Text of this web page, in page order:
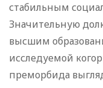
стабильным
Значительную
высшим
исследуемой
преморбида